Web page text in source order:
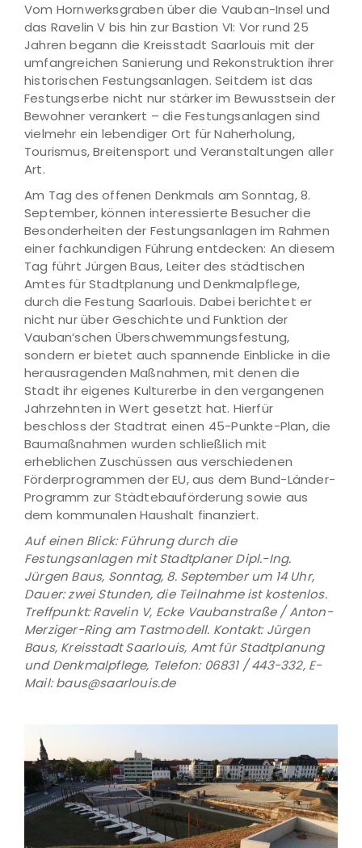
Vom Hornwerksgraben über die Vauban-Insel und
das Ravelin V bis hin zur Bastion VI: Vor rund 25
Jahren begann die Kreisstadt Saarlouis mit der
umfangreichen Sanierung und Rekonstruktion ihrer
historischen Festungsanlagen. Seitdem ist das
Festungserbe nicht nur stärker im Bewusstsein der
Bewohner verankert – die Festungsanlagen sind
vielmehr ein lebendiger Ort für Naherholung,
Tourismus, Breitensport und Veranstaltungen aller
Art.
Am Tag des offenen Denkmals am Sonntag, 8.
September, können interessierte Besucher die
Besonderheiten der Festungsanlagen im Rahmen
einer fachkundigen Führung entdecken: An diesem
Tag führt Jürgen Baus, Leiter des städtischen
Amtes für Stadtplanung und Denkmalpflege,
durch die Festung Saarlouis. Dabei berichtet er
nicht nur über Geschichte und Funktion der
Vauban’schen Überschwemmungsfestung,
sondern er bietet auch spannende Einblicke in die
herausragenden Maßnahmen, mit denen die
Stadt ihr eigenes Kulturerbe in den vergangenen
Jahrzehnten in Wert gesetzt hat. Hierfür
beschloss der Stadtrat einen 45-Punkte-Plan, die
Baumaßnahmen wurden schließlich mit
erheblichen Zuschüssen aus verschiedenen
Förderprogrammen der EU, aus dem Bund-Länder-
Programm zur Städtebauförderung sowie aus
dem kommunalen Haushalt finanziert.
Auf einen Blick: Führung durch die
Festungsanlagen mit Stadtplaner Dipl.-Ing.
Jürgen Baus, Sonntag, 8. September um 14 Uhr,
Dauer: zwei Stunden, die Teilnahme ist kostenlos.
Treffpunkt: Ravelin V, Ecke Vaubanstraße / Anton-
Merziger-Ring am Tastmodell. Kontakt: Jürgen
Baus, Kreisstadt Saarlouis, Amt für Stadtplanung
und Denkmalpflege, Telefon:06831 / 443-332, E-
Mail: baus@saarlouis.de